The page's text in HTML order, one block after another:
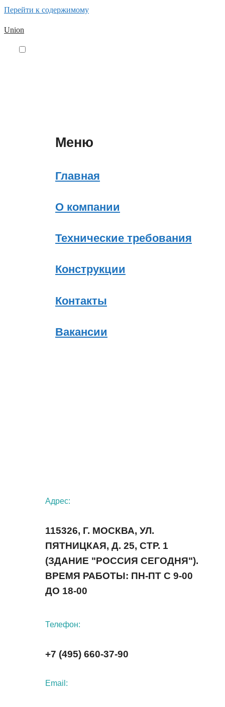
Перейти к содержимому
Union
Меню
Главная
О компании
Технические требования
Конструкции
Контакты
Вакансии
Адрес:
115326, Г. МОСКВА, УЛ.
ПЯТНИЦКАЯ, Д. 25, СТР. 1
(ЗДАНИЕ "РОССИЯ СЕГОДНЯ").
ВРЕМЯ РАБОТЫ: ПН-ПТ С 9-00
ДО 18-00
Телефон:
+7 (495) 660-37-90
Email: